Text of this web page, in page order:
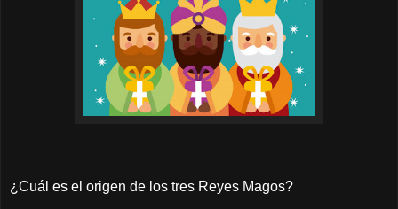
¿Cuál es el origen de los tres Reyes Magos?